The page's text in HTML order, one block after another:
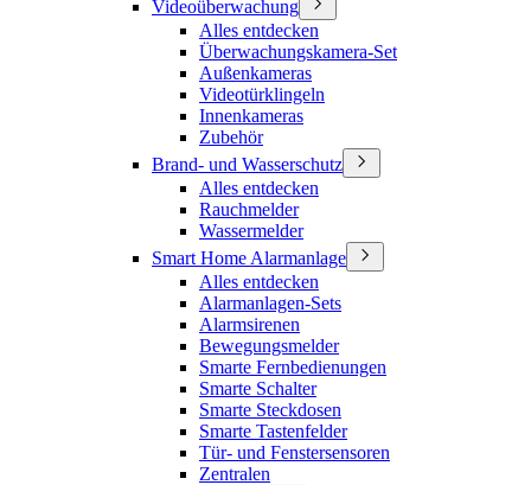
Videoüberwachung
Alles entdecken
Überwachungskamera-Set
Außenkameras
Videotürklingeln
Innenkameras
Zubehör
Brand- und Wasserschutz
Alles entdecken
Rauchmelder
Wassermelder
Smart Home Alarmanlage
Alles entdecken
Alarmanlagen-Sets
Alarmsirenen
Bewegungsmelder
Smarte Fernbedienungen
Smarte Schalter
Smarte Steckdosen
Smarte Tastenfelder
Tür- und Fenstersensoren
Zentralen